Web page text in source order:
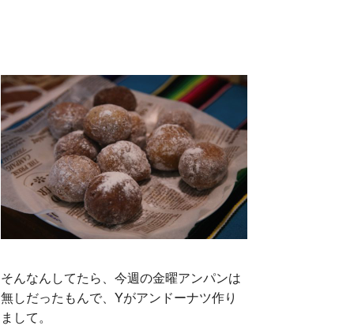
そんなんしてたら、今週の金曜アンパンは
無しだったもんで、Yがアンドーナツ作り
まして。